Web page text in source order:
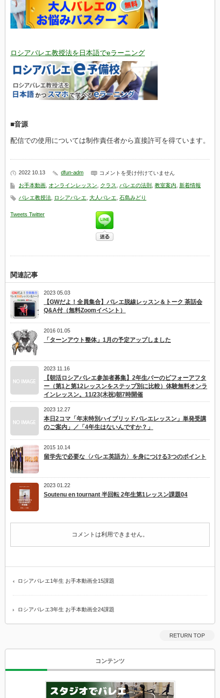
ロシアバレエ教授法を日本語でeラーニング
■音源
配信での使用については制作責任者から直接許可を得ています。
2022 10.13 dfun-adm
ロ
ア
レ
2
年
生
お
25
は
コメントを受け付けていません
お手本動画 オンラインレッスン クラス バレエの法則 教室案内 新着情報
バレエ教授法 ロシアバレエ 大人バレエ 石島みどり
Tweets Twitter
関連記事
2023 05.03
【GWだよ！全員集合】バレエ脱線レッスン＆トーク 茶話会
Q&A付（無料Zoomイベント）
2016 01.05
「ターンアウト整体」1月の予定アップしました
2023 11.16
【朝活ロシアバレエ参加者募集】2年生バーのビフォーアフタ
ー（第1と第12レッスンをステップ別に比較）体験無料オンラ
インレッスン。11/23(木祝)朝7時開催
2023 12.27
本日2コマ「年末特別ハイブリッドバレエレッスン」単発受講
のご案内」／「4年生はないんですか？」
2015 10.14
留学先で必要な〈バレエ英語力〉を身につける3つのポイント
2023 01.22
Soutenu en tournant 半回転 2年生第1レッスン課題04
コメントは利用できません。
ロシアバレエ1年生 お手本動画全15課題
ロシアバレエ3年生 お手本動画全24課題
RETURN TOP
コンテンツ